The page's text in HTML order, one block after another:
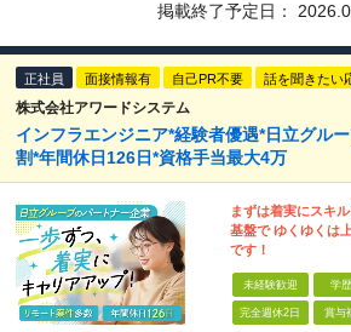
掲載終了予定日：
正社員 面接情報有 自己PR不要 話を聞きたい
株式会社アワードシステム
インフラエンジニア*経験者優遇*日立グル
割*年間休日126日*資格手当最大4万
まずは着実にスキ
基盤で ゆくゆくは
です！
未経験歓迎 学
完全週休2日 賞与